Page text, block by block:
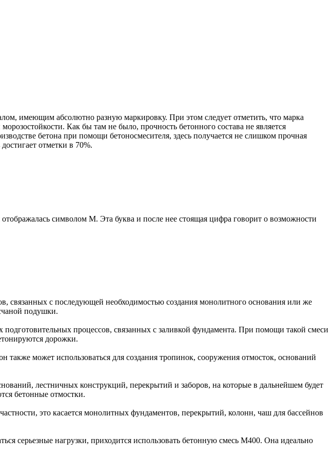
имеющим абсолютно разную маркировку. При этом следует отметить, что марка
Как бы там не было, прочность бетонного состава не является
бетона при помощи бетоносмесителя, здесь получается не слишком прочная
отметки в 70%.
символом М. Эта буква и после нее стоящая цифра говорит о возможности
связанных с последующей необходимостью создания монолитного основания или же
подушки.
процессов, связанных с заливкой фундамента. При помощи такой смеси
дорожки.
может использоваться для создания тропинок, сооружения отмосток, оснований
лестничных конструкций, перекрытий и заборов, на которые в дальнейшем будет
бетонные отмостки.
это касается монолитных фундаментов, перекрытий, колонн, чаш для бассейнов
серьезные нагрузки, приходится использовать бетонную смесь М400. Она идеально